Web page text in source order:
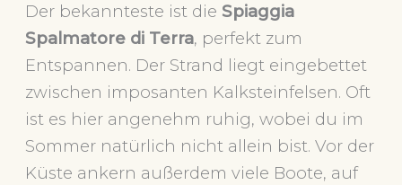
Der bekannteste ist die Spiaggia
Spalmatore di Terra, perfekt zum
Entspannen. Der Strand liegt eingebettet
zwischen imposanten Kalksteinfelsen. Oft
ist es hier angenehm ruhig, wobei du im
Sommer natürlich nicht allein bist. Vor der
Küste ankern außerdem viele Boote, auf